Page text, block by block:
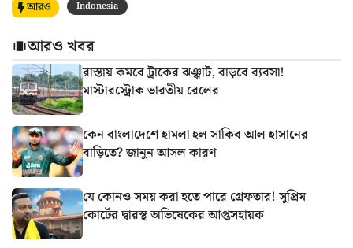
আরও Indonesia
আরও খবর
রাস্তায় কমবে ট্রাকের ঝঞ্ঝাট, বাড়বে ব্যবসা!
মাস্টারস্ট্রোক ভারতীয় রেলের
কেন বাংলাদেশে হামলা হল সাকিব আল হাসানের
বাড়িতে? জানুন আসল কারণ
যে কোনও সময় করা হতে পারে গ্রেফতার! সুপ্রিম
কোর্টের দ্বারস্থ অভিষেকের আপ্তসহায়ক